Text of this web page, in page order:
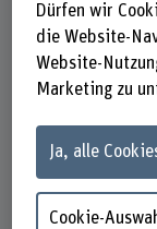
Dürfen wir
die Website-
Website-
Marketing zu
Ja, alle
Cookie-